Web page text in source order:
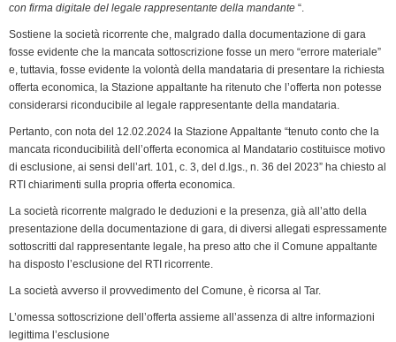
con firma digitale del legale rappresentante della mandante “.
Sostiene la società ricorrente che, malgrado dalla documentazione di gara
fosse evidente che la mancata sottoscrizione fosse un mero “errore materiale”
e, tuttavia, fosse evidente la volontà della mandataria di presentare la richiesta
offerta economica, la Stazione appaltante ha ritenuto che l’offerta non potesse
considerarsi riconducibile al legale rappresentante della mandataria.
Pertanto, con nota del 12.02.2024 la Stazione Appaltante “tenuto conto che la
mancata riconducibilità dell’offerta economica al Mandatario costituisce motivo
di esclusione, ai sensi dell’art. 101, c. 3, del d.lgs., n. 36 del 2023” ha chiesto al
RTI chiarimenti sulla propria offerta economica.
La società ricorrente malgrado le deduzioni e la presenza, già all’atto della
presentazione della documentazione di gara, di diversi allegati espressamente
sottoscritti dal rappresentante legale, ha preso atto che il Comune appaltante
ha disposto l’esclusione del RTI ricorrente.
La società avverso il provvedimento del Comune, è ricorsa al Tar.
L’omessa sottoscrizione dell’offerta assieme all’assenza di altre informazioni
legittima l’esclusione